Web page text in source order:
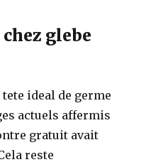
glebe
ideal de germe
actuels affermis
gratuit avait
reste